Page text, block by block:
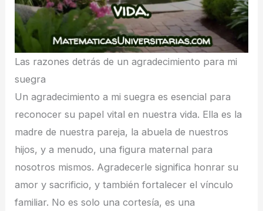
Las razones detrás de un agradecimiento para mi
suegra
Un agradecimiento a mi suegra es esencial para
reconocer su papel vital en nuestra vida. Ella es la
madre de nuestra pareja, la abuela de nuestros
hijos, y a menudo, una figura maternal para
nosotros mismos. Agradecerle significa honrar su
amor y sacrificio, y también fortalecer el vínculo
familiar. No es solo una cortesía, es una